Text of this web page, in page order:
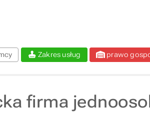
Zakres usług prawo
firma